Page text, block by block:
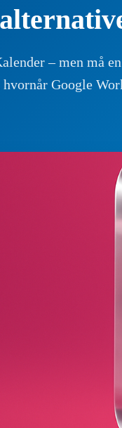
– men må
Google